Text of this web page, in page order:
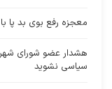
معجزه رفع بوی بد پا
هشدار عضو شورای شهر
سیاسی نشوید